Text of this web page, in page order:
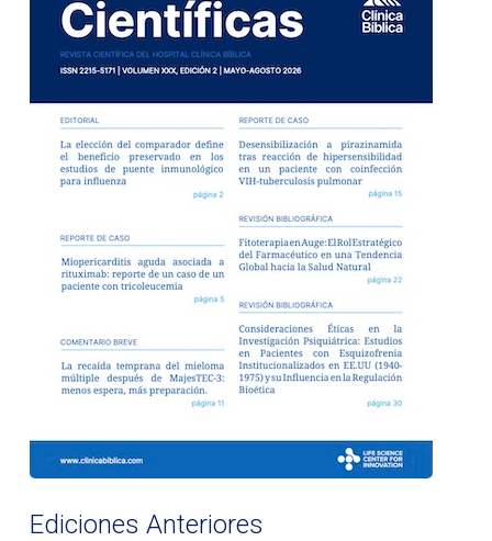
Ediciones Anteriores